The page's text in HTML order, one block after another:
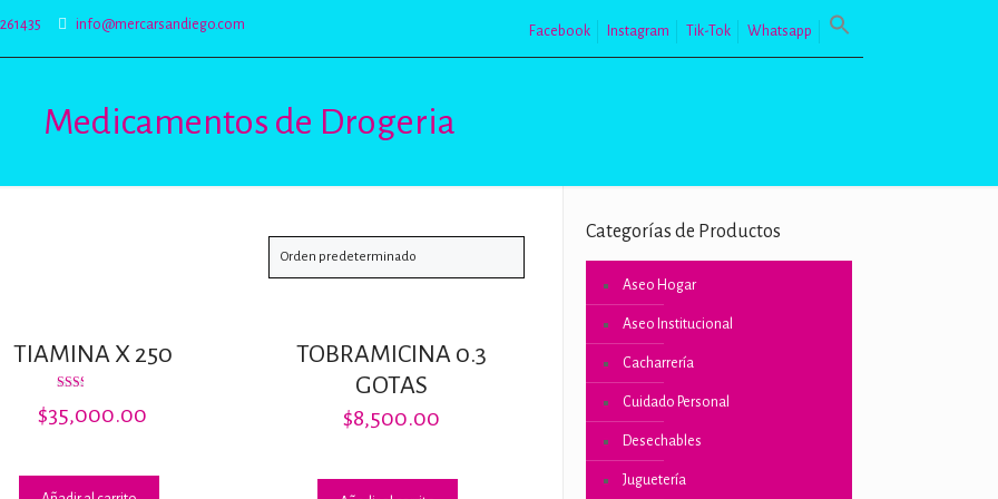
info@mercarsandiego.com Facebook Instagram Tik-Tok Whatsapp
Medicamentos de Drogeria
TIAMINA X 250
con
1.86
$35,000.00
TOBRAMICINA 0.3
GOTAS
$8,500.00
Categorías de Productos
Aseo Hogar
Aseo Institucional
Cacharrería
Cuidado Personal
Desechables
Juguetería